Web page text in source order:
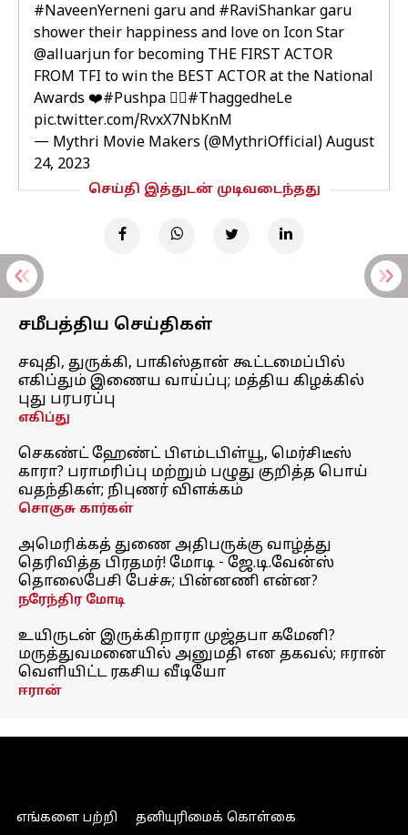
#NaveenYerneni garu and #RaviShankar garu
shower their happiness and love on Icon Star
@alluarjun for becoming THE FIRST ACTOR
FROM TFI to win the BEST ACTOR at the National
Awards ❤️#Pushpa ❤️‍🔥#ThaggedheLe
pic.twitter.com/RvxX7NbKnM
— Mythri Movie Makers (@MythriOfficial) August
24, 2023
செய்தி இத்துடன் முடிவடைந்தது
சமீபத்திய செய்திகள்
சவுதி, துருக்கி, பாகிஸ்தான் கூட்டமைப்பில்
எகிப்தும் இணைய வாய்ப்பு; மத்திய கிழக்கில்
புது பரபரப்பு
எகிப்து
செகண்ட் ஹேண்ட் பிஎம்டபிள்யூ, மெர்சிடீஸ்
காரா? பராமரிப்பு மற்றும் பழுது குறித்த பொய்
வதந்திகள்; நிபுணர் விளக்கம்
சொகுசு கார்கள்
அமெரிக்கத் துணை அதிபருக்கு வாழ்த்து
தெரிவித்த பிரதமர்! மோடி - ஜே.டி.வேன்ஸ்
தொலைபேசி பேச்சு; பின்னணி என்ன?
நரேந்திர மோடி
உயிருடன் இருக்கிறாரா முஜ்தபா கமேனி?
மருத்துவமனையில் அனுமதி என தகவல்; ஈரான்
வெளியிட்ட ரகசிய வீடியோ
ஈரான்
எங்களை பற்றி தனியுரிமைக் கொள்கை